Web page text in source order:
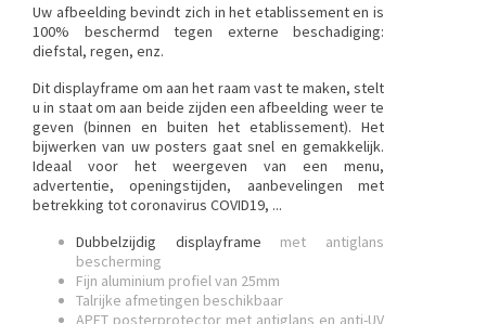
Uw afbeelding bevindt zich in het etablissement en is
100% beschermd tegen externe beschadiging:
diefstal, regen, enz.
Dit displayframe om aan het raam vast te maken, stelt
u in staat om aan beide zijden een afbeelding weer te
geven (binnen en buiten het etablissement). Het
bijwerken van uw posters gaat snel en gemakkelijk.
Ideaal voor het weergeven van een menu,
advertentie, openingstijden, aanbevelingen met
betrekking tot coronavirus COVID19, ...
Dubbelzijdig displayframe met antiglans
bescherming
Fijn aluminium profiel van 25mm
Talrijke afmetingen beschikbaar
APET posterprotector met antiglans en anti-UV